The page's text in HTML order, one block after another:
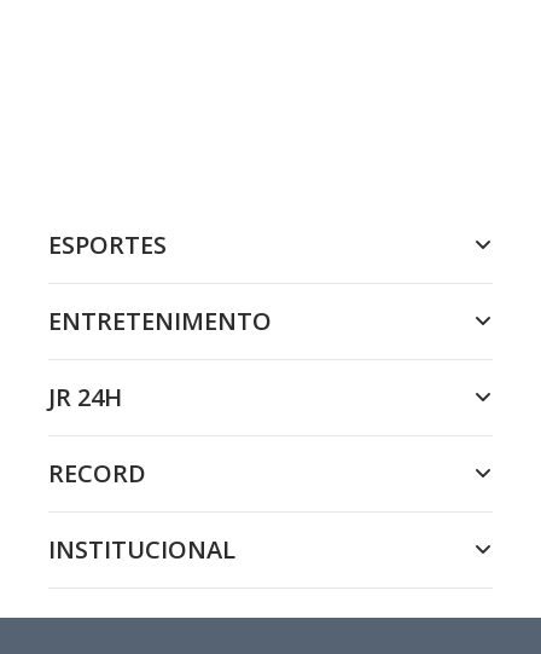
ESPORTES
ENTRETENIMENTO
JR 24H
RECORD
INSTITUCIONAL